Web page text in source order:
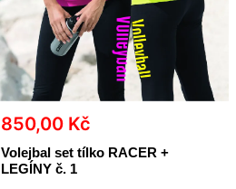
850,00 Kč
Volejbal set tílko RACER +
LEGÍNY č. 1